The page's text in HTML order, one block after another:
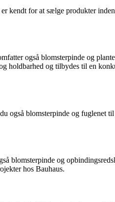
kendt for at sælge produkter
også blomsterpinde og
og tilbydes til en
blomsterpinde og fuglenet
blomsterpinde og
hos Bauhaus.